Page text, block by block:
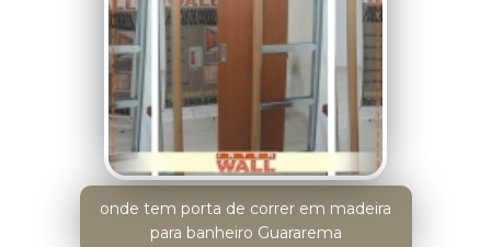
onde tem porta de correr em madeira
para banheiro Guararema